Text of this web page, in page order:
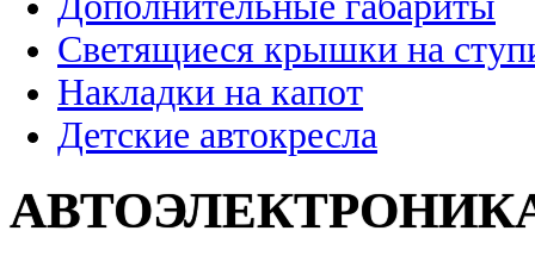
Светящиеся крышки на
Накладки на капот
Детские автокресла